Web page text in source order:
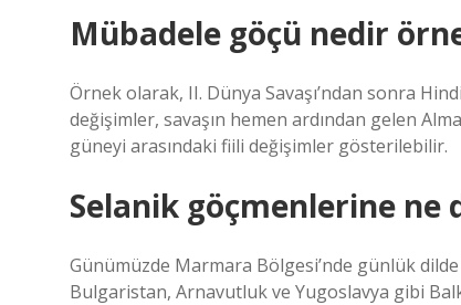
Mübadele göçü nedir
Örnek olarak, II. Dünya Savaşı’ndan sonra
değişimler, savaşın hemen ardından gelen
güneyi arasındaki fiili değişimler gösterilebilir.
Selanik göçmenlerine ne
Günümüzde Marmara Bölgesi’nde günlük
Bulgaristan, Arnavutluk ve Yugoslavya gibi